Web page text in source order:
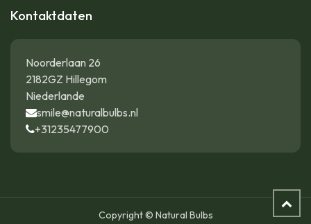
Kontaktdaten
Noorderlaan 26
2182GZ Hillegom
Niederlande
smile@naturalbulbs.nl
+31235477900
Copyright © Natural Bulbs